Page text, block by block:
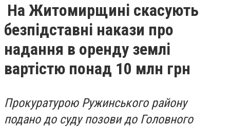
На Житомирщині скасують
безпідставні накази про
надання в оренду землі
вартістю понад 10 млн грн
Прокуратурою Ружинського району
подано до суду позови до Головного